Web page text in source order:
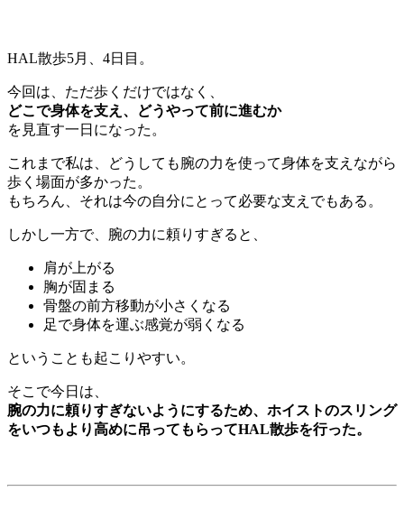
HAL散歩5月、4日目。
今回は、ただ歩くだけではなく、
どこで身体を支え、どうやって前に進むか
を見直す一日になった。
これまで私は、どうしても腕の力を使って身体を支えながら
歩く場面が多かった。
もちろん、それは今の自分にとって必要な支えでもある。
しかし一方で、腕の力に頼りすぎると、
肩が上がる
胸が固まる
骨盤の前方移動が小さくなる
足で身体を運ぶ感覚が弱くなる
ということも起こりやすい。
そこで今日は、
腕の力に頼りすぎないようにするため、ホイストのスリング
をいつもより高めに吊ってもらってHAL散歩を行った。